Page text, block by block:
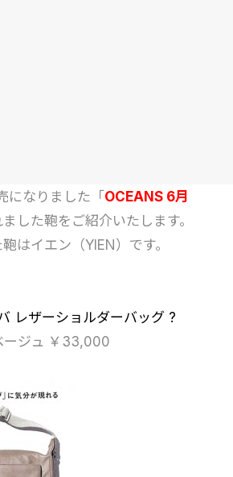
になりました「 OCEANS 6月
した鞄をご紹介いたします。
はイエン（YIEN）です。
レザーショルダーバッグ ?
ージュ ￥33,000